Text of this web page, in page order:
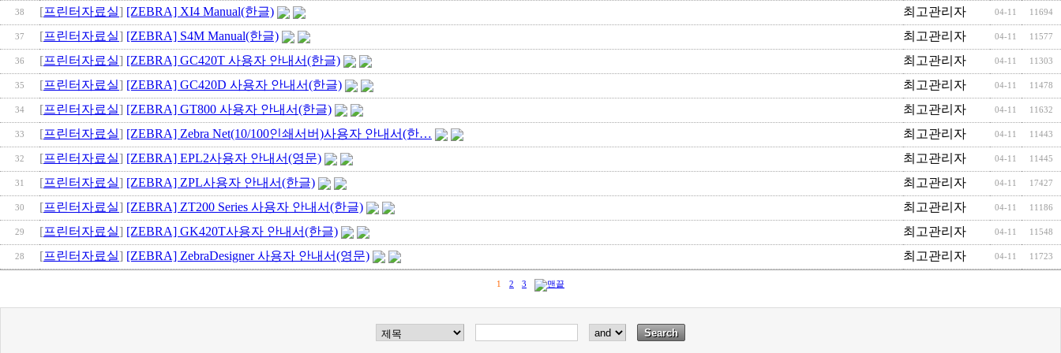
38 [프린터자료실] [ZEBRA] XI4 Manual(한글) 최고관리자 04-11 11694
37 [프린터자료실] [ZEBRA] S4M Manual(한글) 최고관리자 04-11 11577
36 [프린터자료실] [ZEBRA] GC420T 사용자 안내서(한글) 최고관리자 04-11 11303
35 [프린터자료실] [ZEBRA] GC420D 사용자 안내서(한글) 최고관리자 04-11 11478
34 [프린터자료실] [ZEBRA] GT800 사용자 안내서(한글) 최고관리자 04-11 11632
33 [프린터자료실] [ZEBRA] Zebra Net(10/100인쇄서버)사용자 안내서(한… 최고관리자 04-11 11443
32 [프린터자료실] [ZEBRA] EPL2사용자 안내서(영문) 최고관리자 04-11 11445
31 [프린터자료실] [ZEBRA] ZPL사용자 안내서(한글) 최고관리자 04-11 17427
30 [프린터자료실] [ZEBRA] ZT200 Series 사용자 안내서(한글) 최고관리자 04-11 11186
29 [프린터자료실] [ZEBRA] GK420T사용자 안내서(한글) 최고관리자 04-11 11548
28 [프린터자료실] [ZEBRA] ZebraDesigner 사용자 안내서(영문) 최고관리자 04-11 11723
1 2 3